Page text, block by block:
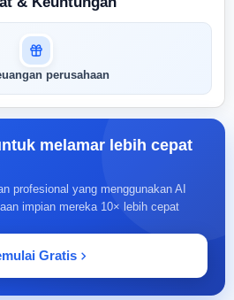
skor
AI Anda
profil Anda dan
peran ini
Pertandingan
perusahaan
melamar lebih cepat
profesional yang menggunakan AI
impian mereka 10× lebih cepat
Gratis